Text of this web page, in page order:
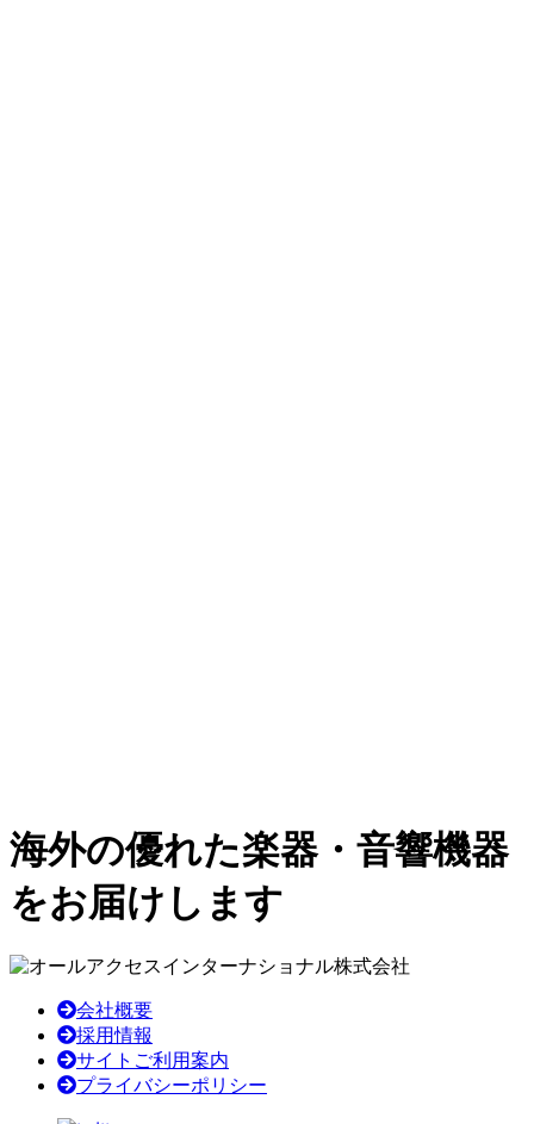
海外の優れた楽器・音響機器
をお届けします
会社概要
採用情報
サイトご利用案内
プライバシーポリシー